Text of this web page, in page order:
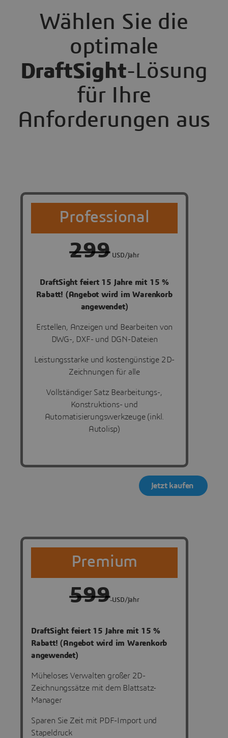
Wählen Sie die
optimale
DraftSight-Lösung
für Ihre
Anforderungen aus
Professional
299USD/Jahr
DraftSight feiert 15 Jahre mit 15 %
Rabatt! (Angebot wird im Warenkorb
angewendet)
Erstellen, Anzeigen und Bearbeiten von
DWG-, DXF- und DGN-Dateien
Leistungsstarke und kostengünstige 2D-
Zeichnungen für alle
Vollständiger Satz Bearbeitungs-,
Konstruktions- und
Automatisierungswerkzeuge (inkl.
Autolisp)
Jetzt kaufen
Premium
599 USD/Jahr
DraftSight feiert 15 Jahre mit 15 %
Rabatt! (Angebot wird im Warenkorb
angewendet)
Müheloses Verwalten großer 2D-
Zeichnungssätze mit dem Blattsatz-
Manager
Sparen Sie Zeit mit PDF-Import und
Stapeldruck